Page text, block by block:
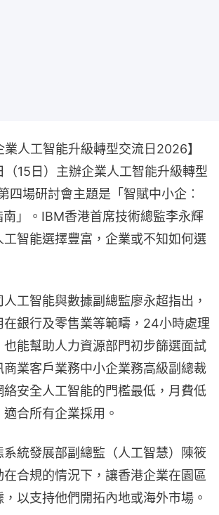
業人工智能升級轉型交流日2026】
（15日）主辦企業人工智能升級轉型
四場研討會主題是「智賦中小企︰
」。IBM香港首席技術總監李永輝
工智能選擇豐富，企業或不知如何選
工智能與數據副總監廖永超指出，
在銀行及零售業等範疇，24小時處理
也能幫助人力資源部門初步篩選面試
商業客戶業務中小企業務高級副總裁
安全人工智能的門檻最低，月費低
合所有企業採用。
統發展部副總監（人工智慧）陳筱
合規的情況下，讓香港企業在園區
以支持他們開拓內地或海外市場。